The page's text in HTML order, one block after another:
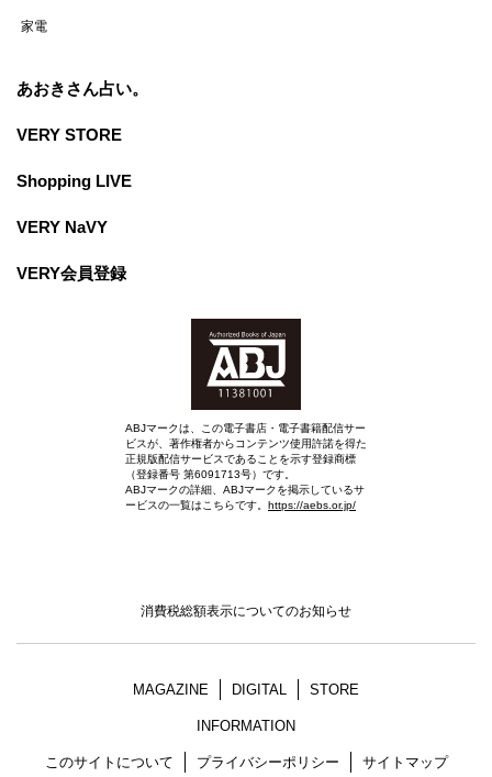
家電
あおきさん占い。
VERY STORE
Shopping LIVE
VERY NaVY
VERY会員登録
ABJマークは、この電子書店・電子書籍配信サー
ビスが、著作権者からコンテンツ使用許諾を得た
正規版配信サービスであることを示す登録商標
（登録番号 第6091713号）です。
ABJマークの詳細、ABJマークを掲示しているサ
ービスの一覧はこちらです。 https://aebs.or.jp/
消費税総額表示についてのお知らせ
MAGAZINE DIGITAL STORE
INFORMATION
このサイトについて プライバシーポリシー サイトマップ